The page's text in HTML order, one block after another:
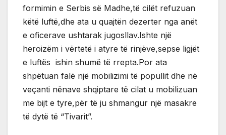
formimin e Serbis së Madhe,të cilët refuzuan
këtë luftë,dhe ata u quajtën dezerter nga anët
e oficerave ushtarak jugosllav.Ishte një
heroizëm i vërtetë i atyre të rinjëve,sepse ligjët
e luftës ishin shumë të rrepta.Por ata
shpëtuan falë një mobilizimi të popullit dhe në
veçanti nënave shqiptare të cilat u mobilizuan
me bijt e tyre,për të ju shmangur një masakre
të dytë të “Tivarit”.